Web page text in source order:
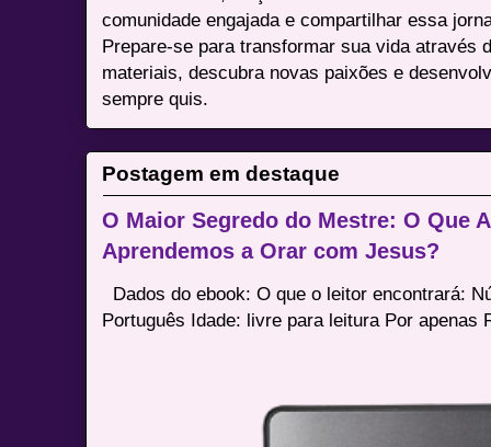
comunidade engajada e compartilhar essa
Prepare-se para transformar sua vida através
materiais, descubra novas paixões e
sempre quis.
Postagem em destaque
O Maior Segredo do Mestre: O Que
Aprendemos a Orar com Jesus?
Dados do ebook: O que o leitor encontrará:
Português Idade: livre para leitura Por apenas